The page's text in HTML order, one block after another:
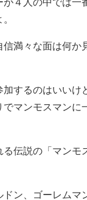
信満々な面は何か
するのはいいけ
でマンモスマンに
る伝説の「マンモ
ン、ゴーレムマ